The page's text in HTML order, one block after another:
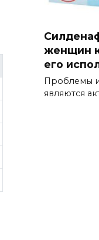
женщин
его
Проблемы
являются